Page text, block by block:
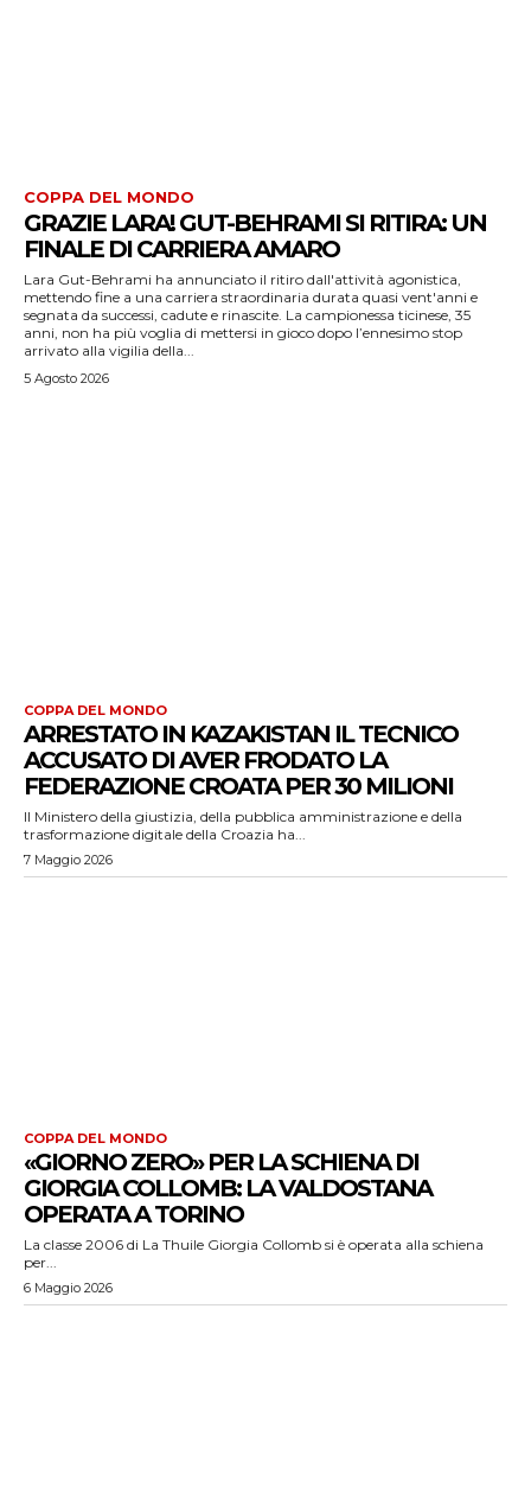
COPPA DEL MONDO
GRAZIE LARA! GUT-BEHRAMI SI RITIRA: UN
FINALE DI CARRIERA AMARO
Lara Gut-Behrami ha annunciato il ritiro dall'attività agonistica,
mettendo fine a una carriera straordinaria durata quasi vent'anni e
segnata da successi, cadute e rinascite. La campionessa ticinese, 35
anni, non ha più voglia di mettersi in gioco dopo l’ennesimo stop
arrivato alla vigilia della...
5 Agosto 2026
COPPA DEL MONDO
ARRESTATO IN KAZAKISTAN IL TECNICO
ACCUSATO DI AVER FRODATO LA
FEDERAZIONE CROATA PER 30 MILIONI
Il Ministero della giustizia, della pubblica amministrazione e della
trasformazione digitale della Croazia ha...
7 Maggio 2026
COPPA DEL MONDO
«GIORNO ZERO» PER LA SCHIENA DI
GIORGIA COLLOMB: LA VALDOSTANA
OPERATA A TORINO
La classe 2006 di La Thuile Giorgia Collomb si è operata alla schiena
per...
6 Maggio 2026